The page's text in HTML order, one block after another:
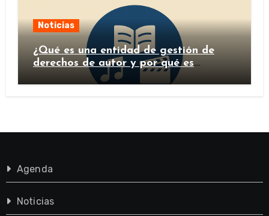
Noticias
¿Qué es una entidad de gestión de
derechos de autor y por qué es
importante?
Agenda
Noticias